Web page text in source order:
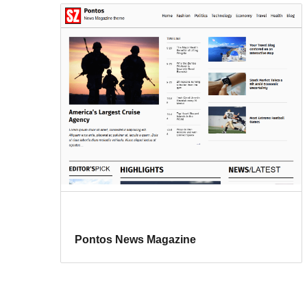
Pontos News Magazine